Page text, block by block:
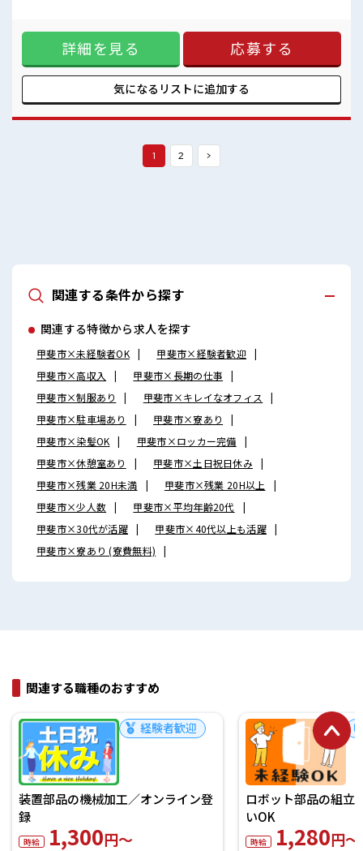
派手過ぎなければOKだから、
モチベーションもUP！
休憩室で楽しくおしゃべり！
ストレス解消☆
安心してお仕事に集中♪
スメ。 残業は月20時間以上あります♪ ≪週休2日制≫ 週末は
家族や友人と一緒にプライベート満喫！ ≪ヘアカラーOKで自
由な雰囲気の職場≫ 明るすぎたり奇抜でなければ基本的に自
由！ (規定有)≪ラクラク制服アリ≫ 制服があるので、 毎日の
服装の悩み解消♪ ≪自分に合った期間で働ける≫ 福利厚生が
整った派遣のお仕事です！ ■職場の雰囲気 髪型・髪色自由♪
で楽しくおしゃべり！ ストレス解消☆ ロッカーあり！ 安心し
詳細を見る 応募する
気になるリストに追加する
1 2 >
関連する条件から探す
関連する特徴から求人を探す
甲斐市×未経験者OK
甲斐市×経験者歓迎
甲斐市×高収入
甲斐市×長期の仕事
甲斐市×制服あり
甲斐市×キレイなオフィス
甲斐市×駐車場あり
甲斐市×寮あり
甲斐市×染髪OK
甲斐市×ロッカー完備
甲斐市×休憩室あり
甲斐市×土日祝日休み
甲斐市×残業 20H未満
甲斐市×残業 20H以上
甲斐市×少人数
甲斐市×平均年齢20代
甲斐市×30代が活躍
甲斐市×40代以上も活躍
甲斐市×寮あり (寮費無料)
関連する職種のおすすめ
経験者歓迎
装置部品の機械加工／オンライン登
録
時給 1,300円～
ロボット部品の組立
いOK
時給 1,280円～